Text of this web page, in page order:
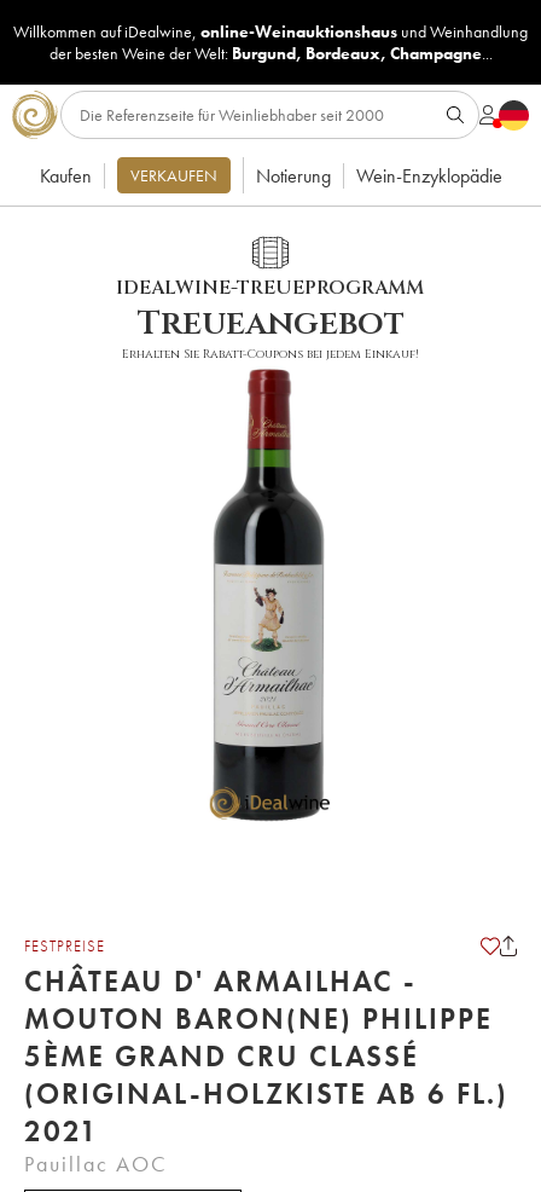
Willkommen auf iDealwine, online-Weinauktionshaus undWeinhandlung
der besten Weine der Welt: Burgund, Bordeaux, Champagne...
Kaufen VERKAUFEN Notierung Wein-Enzyklopädie
IDEALWINE-TREUEPROGRAMM
Treueangebot
Erhalten Sie Rabatt-Coupons bei jedem Einkauf!
FESTPREISE
CHÂTEAU D' ARMAILHAC -
MOUTON BARON(NE) PHILIPPE
5ÈME GRAND CRU CLASSÉ
(ORIGINAL-HOLZKISTE AB 6 FL.)
2021
Pauillac AOC